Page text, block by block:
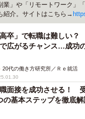
業」や「リモートワーク」
紹介。サイトはこちら→
高卒」で転職は難しい
広がるチャンス…成功
20代の働き方研究所／Ｒｅ就活
面接を成功させる！
の基本ステップを徹底解